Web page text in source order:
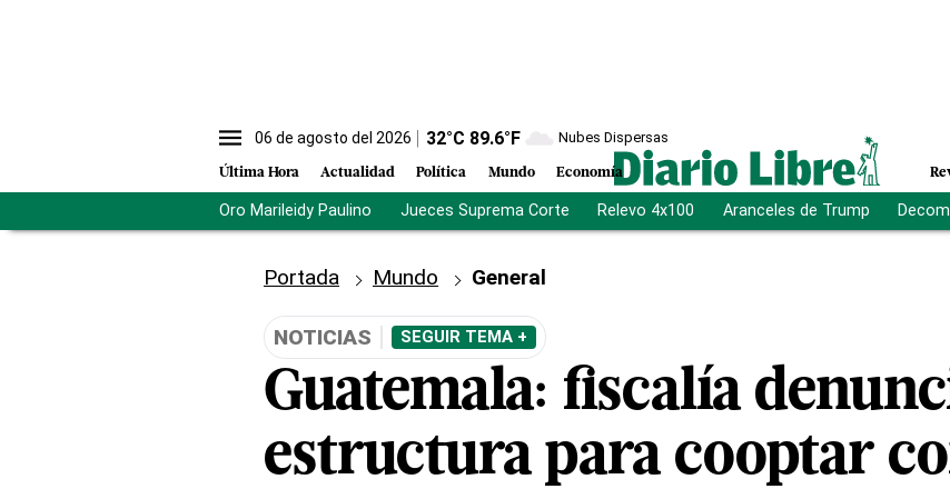
06 de agosto del 2026 32°C 89.6°F Nubes Dispersas
Última Hora Actualidad Política Mundo Economía
Oro Marileidy Paulino Jueces Suprema Corte Relevo 4x100 Aranceles de Trump
Portada Mundo General
NOTICIAS SEGUIR TEMA +
Guatemala: fiscalía
estructura para cooptar